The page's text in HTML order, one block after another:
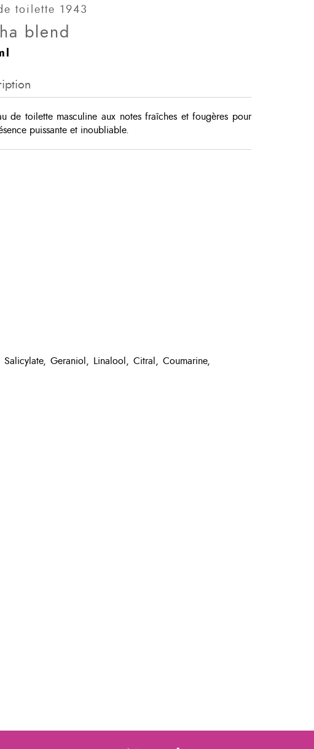
toilette 1943
blend
de toilette masculine aux notes fraîches et fougères pour
puissante et inoubliable.
Salicylate, Geraniol, Linalool, Citral, Coumarine,